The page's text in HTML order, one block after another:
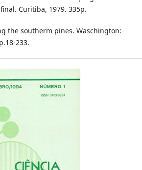
Curitiba, 1979. 335p.
the southerm pines. Waschington:
233.